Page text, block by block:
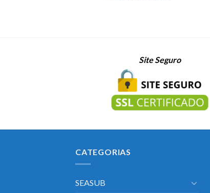
Site Seguro
CATEGORIAS
SEASUB